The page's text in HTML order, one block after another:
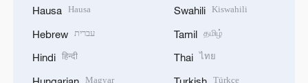
Hausa Hausa
Hebrew עברית
Hindi हिन्दी
Magyar
Swahili Kiswahili
Tamil தமிழ்
Thai ไทย
Türkçe